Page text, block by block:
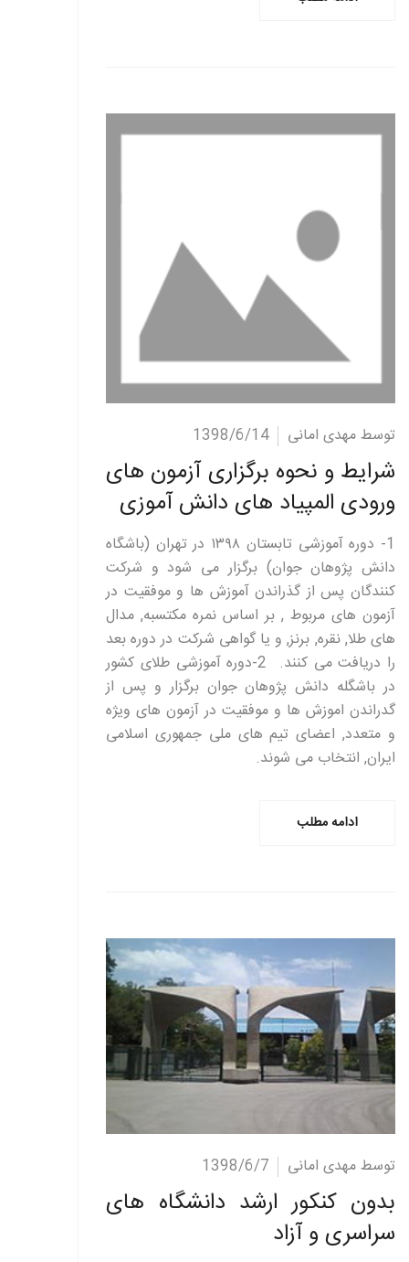
ادامه مطلب توسط مهدی امانی 1398/6/14
شرایط و نحوه برگزاری آزمون های
ورودی المپیاد های دانش آموزی
1- دوره آموزشی تابستان ۱۳۹۸ در تهران (باشگاه
دانش پژوهان جوان) برگزار می شود و شرکت
کنندگان پس از گذراندن آموزش ها و موفقیت در
آزمون های مربوط , بر اساس نمره مکتسبه, مدال
های طلا, نقره, برنز, و یا گواهی شرکت در دوره بعد
را دریافت می کنند. 2-دوره آموزشی طلای کشور
در باشگله دانش پژوهان جوان برگزار و پس از
گدراندن اموزش ها و موفقیت در آزمون های ویژه
و متعدد, اعضای تیم های ملی جمهوری اسلامی
ایران, انتخاب می شوند.
ادامه مطلب
توسط مهدی امانی 1398/6/7
بدون کنکور ارشد دانشگاه های
سراسری و آزاد